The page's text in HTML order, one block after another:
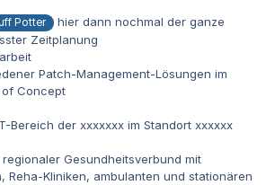
Potter
hier dann nochmal der ganze
Zeitplanung
Patch-Management-Lösungen im
of Concept
Bereich der xxxxxxx im Standort xxxxxx
Gesundheitsverbund mit
Reha-Kliniken, ambulanten und stationären